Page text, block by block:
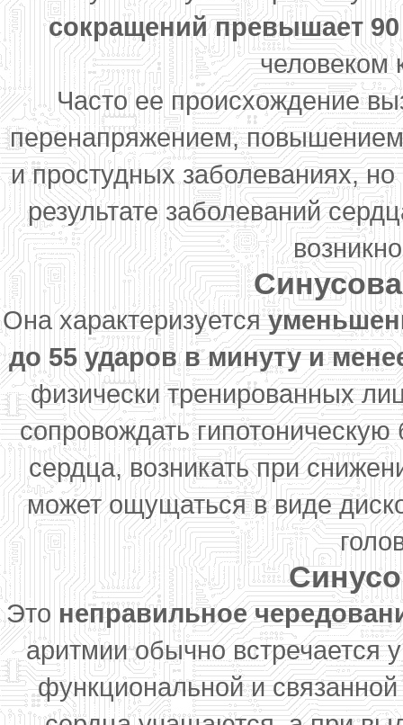
сокращений превышает
человеком
Часто ее происхождение
перенапряжением,
и простудных заболеваниях,
результате заболеваний
Она характеризуется
до 55 ударов в минуту и
физически тренированных
сопровождать гипотоническую
сердца, возникать при
может ощущаться в виде
Это неправильное
аритмии обычно встречается
функциональной и